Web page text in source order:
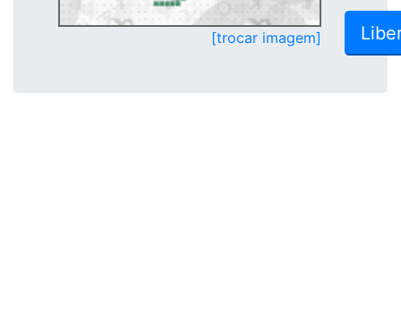
[trocar imagem]